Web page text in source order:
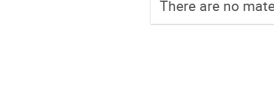
There are no